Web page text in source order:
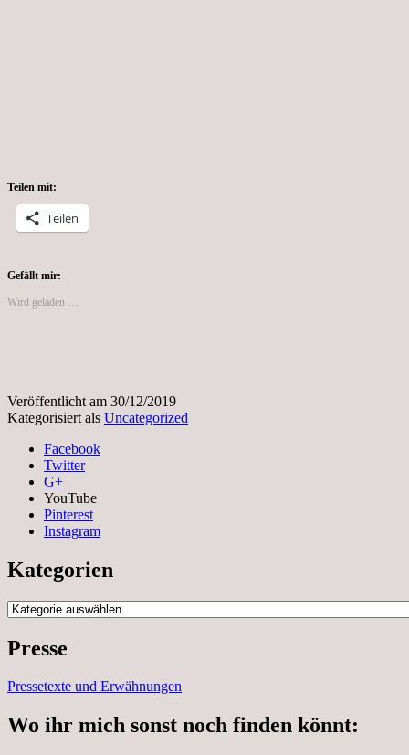
Teilen mit:
Teilen
Gefällt mir:
Wird geladen …
Veröffentlicht am 30/12/2019
Kategorisiert als Uncategorized
Facebook
Twitter
G+
YouTube
Pinterest
Instagram
Kategorien
Kategorien
Presse
Pressetexte und Erwähnungen
Wo ihr mich sonst noch finden könnt: